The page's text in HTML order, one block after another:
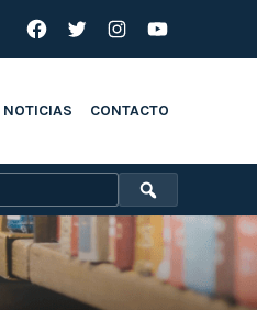
Facebook Twitter Instagram YouTube
NOTICIAS CONTACTO